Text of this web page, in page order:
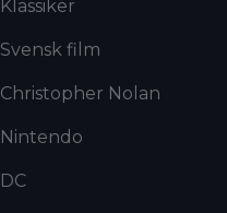
Klassiker
Svensk film
Christopher Nolan
Nintendo
DC